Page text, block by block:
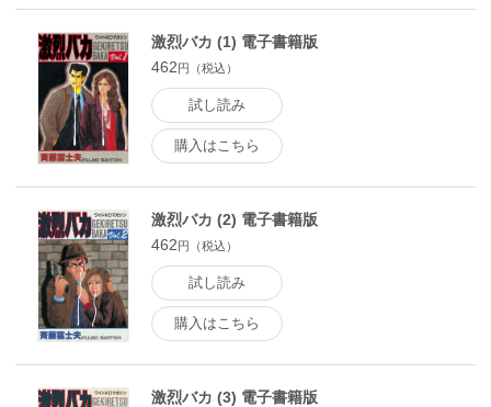
激烈バカ (1) 電子書籍版
462円（税込）
試し読み
購入はこちら
激烈バカ (2) 電子書籍版
462円（税込）
試し読み
購入はこちら
激烈バカ (3) 電子書籍版